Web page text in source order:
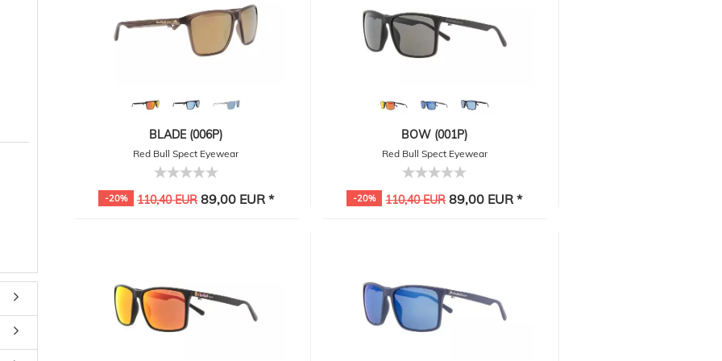
BLADE (006P)
Red Bull Spect Eyewear
-20% 110,40 EUR89,00 EUR *
BOW (001P)
Red Bull Spect Eyewear
-20% 110,40 EUR89,00 EUR *